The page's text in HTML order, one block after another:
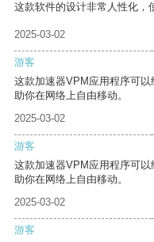
这款软件的设计非常人性化，
2025-03-02
游客
这款加速器VPM应用程序可
助你在网络上自由移动。
2025-03-02
游客
这款加速器VPM应用程序可
助你在网络上自由移动。
2025-03-02
游客